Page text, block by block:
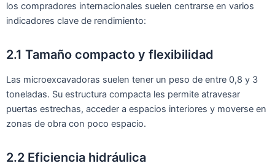
los compradores internacionales suelen centrarse en varios
indicadores clave de rendimiento:
2.1 Tamaño compacto y flexibilidad
Las microexcavadoras suelen tener un peso de entre 0,8 y 3
toneladas. Su estructura compacta les permite atravesar
puertas estrechas, acceder a espacios interiores y moverse en
zonas de obra con poco espacio.
2.2 Eficiencia hidráulica